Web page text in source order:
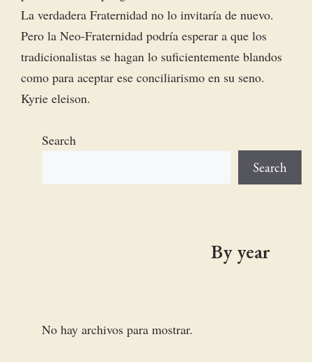
La verdadera Fraternidad no lo invitaría de nuevo.
Pero la Neo-Fraternidad podría esperar a que los
tradicionalistas se hagan lo suficientemente blandos
como para aceptar ese conciliarismo en su seno.
Kyrie eleison.
Search
Search
By year
No hay archivos para mostrar.